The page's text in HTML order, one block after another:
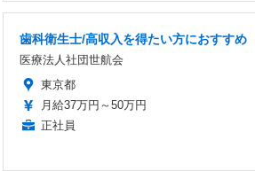
歯科衛生士/高収入を得たい方におすすめ
医療法人社団世航会
東京都
月給37万円～50万円
正社員